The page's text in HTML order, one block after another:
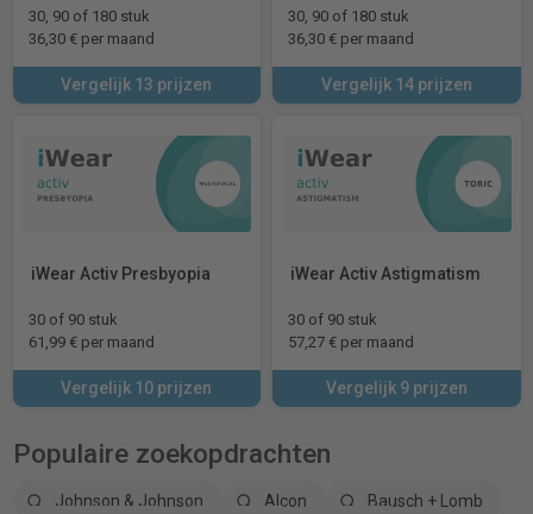
30, 90 of 180 stuk
36,30 € per maand
Vergelijk 13 prijzen
30, 90 of 180 stuk
36,30 € per maand
Vergelijk 14 prijzen
iWear Activ Presbyopia
30 of 90 stuk
61,99 € per maand
Vergelijk 10 prijzen
iWear Activ Astigmatism
30 of 90 stuk
57,27 € per maand
Vergelijk 9 prijzen
Populaire zoekopdrachten
Johnson & Johnson Alcon
Bausch + Lomb